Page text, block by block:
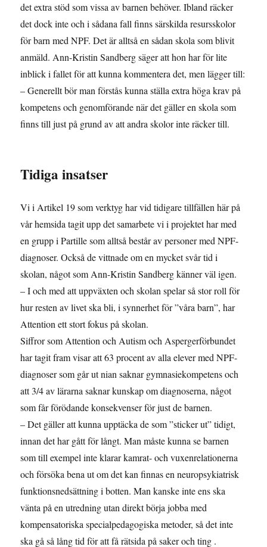
det extra stöd som vissa av barnen behöver. Ibland räcker
det dock inte och i sådana fall finns särskilda resursskolor
för barn med NPF. Det är alltså en sådan skola som blivit
anmäld. Ann­-Kristin Sandberg säger att hon har för lite
inblick i fallet för att kunna kommentera det, men lägger till:
– Generellt bör man förstås kunna ställa extra höga krav på
kompetens och genomförande när det gäller en skola som
finns till just på grund av att andra skolor inte räcker till.
Tidiga insatser
Vi i Artikel 19 som verktyg har vid tidigare tillfällen här på
vår hemsida tagit upp det samarbete vi i projektet har med
en grupp i Partille som alltså består av personer med NPF-
diagnoser. Också de vittnade om en mycket svår tid i
skolan, något som Ann-Kristin Sandberg känner väl igen.
– I och med att uppväxten och skolan spelar så stor roll för
hur resten av livet ska bli, i synnerhet för ”våra barn”, har
Attention ett stort fokus på skolan.
Siffror som Attention och Autism och Aspergerförbundet
har tagit fram visar att 63 procent av alla elever med NPF-
diagnoser som går ut nian saknar gymnasiekompetens och
att 3/4 av lärarna saknar kunskap om diagnoserna, något
som får förödande konsekvenser för just de barnen.
– Det gäller att kunna upptäcka de som ”sticker ut” tidigt,
innan det har gått för långt. Man måste kunna se barnen
som till exempel inte klarar kamrat- och vuxenrelationerna
och försöka bena ut om det kan finnas en neuropsykiatrisk
funktionsnedsättning i botten. Man kanske inte ens ska
vänta på en utredning utan direkt börja jobba med
kompensatoriska specialpedagogiska metoder, så det inte
ska gå så lång tid för att få rätsida på saker och ting .